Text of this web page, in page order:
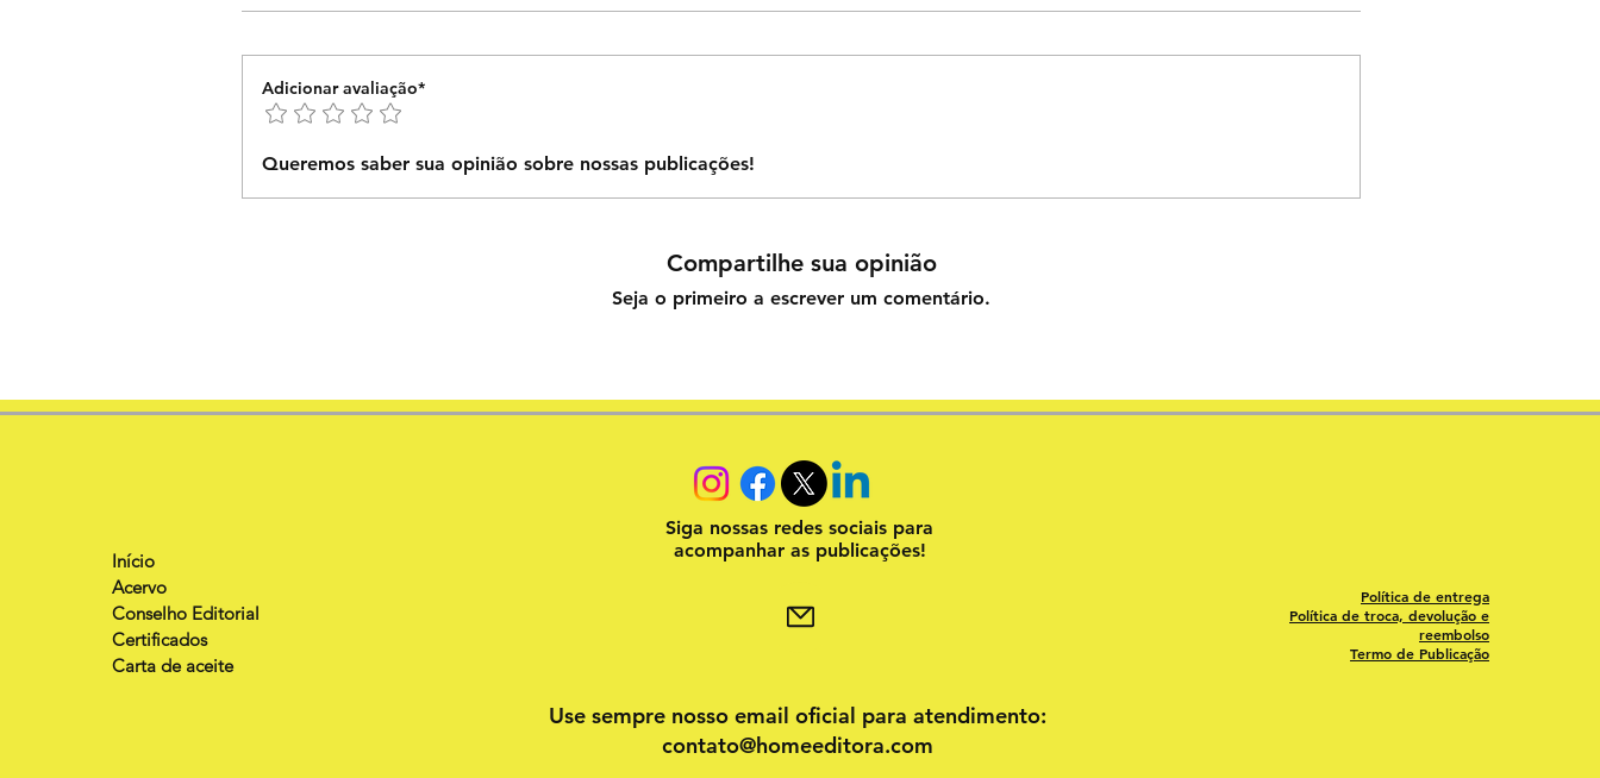
Adicionar avaliação*
Queremos saber sua opinião sobre nossas publicações!
Compartilhe sua opinião
Seja o primeiro a escrever um comentário.
Início
Acervo
Conselho Editorial
Certificados
Carta de aceite
Siga nossas redes sociais para
acompanhar as publicações!
Política de entrega
Política de troca, devolução e
reembolso
Termo de Publicação
Use sempre nosso email oficial para atendimento:
contato@homeeditora.com